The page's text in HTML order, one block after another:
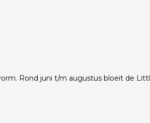
Rond juni t/m augustus bloeit de